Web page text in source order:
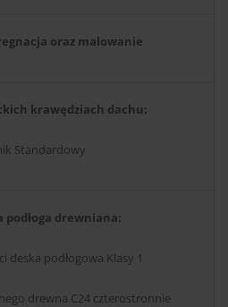
oraz malowanie
krawędziach dachu:
Standardowy
podłoga drewniana:
deska podłogowa Klasy 1
drewna C24 czterostronnie